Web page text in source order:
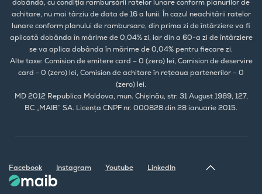
dobândă, cu condiția rambursării ratelor lunare conform planurilor de
achitare, nu mai târziu de data de 16 a lunii. În cazul neachitării ratelor
lunare conform planului de rambursare, din prima zi de întârziere va fi
aplicată dobânda în mărime de 0,04% zi, iar din a 60-a zi de întârziere
se va aplica dobânda în mărime de 0,04% pentru fiecare zi.
Alte taxe: Comision de emitere card – 0 (zero) lei, Comision de deservire
card - 0 (zero) lei, Comision de achitare în rețeaua partenerilor – 0
(zero) lei.
MD 2012 Republica Moldova, mun. Chișinău, str. 31 August 1989, 127,
BC „MAIB” SA. Licența CNPF nr. 000828 din 28 ianuarie 2015.
Facebook Instagram Youtube LinkedIn